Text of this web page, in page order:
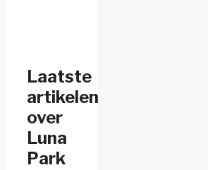
Laatste
artikelen
over
Luna
Park